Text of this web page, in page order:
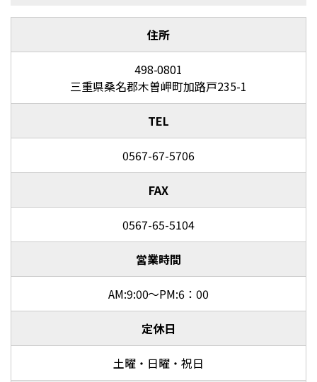
住所
498-0801
三重県桑名郡木曽岬町加路戸235-1
TEL
0567-67-5706
FAX
0567-65-5104
営業時間
AM:9:00～PM:6：00
定休日
土曜・日曜・祝日